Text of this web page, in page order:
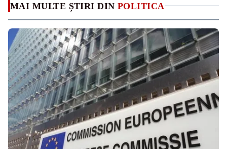
MAI MULTE ȘTIRI DIN POLITICA